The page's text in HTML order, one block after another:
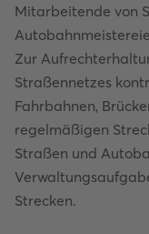
Mitarbeitende von
Zur
Straßennetzes
Fahrbahnen,
regelmäßigen
Straßen und
Strecken.